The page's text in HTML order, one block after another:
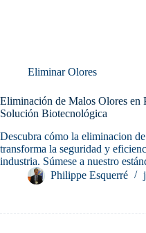
Eliminar Olores
Eliminación de Malos Olores en
Solución Biotecnológica
Descubra cómo la eliminacion
transforma la seguridad y
industria. Súmese a nuestro
Philippe Esquerré